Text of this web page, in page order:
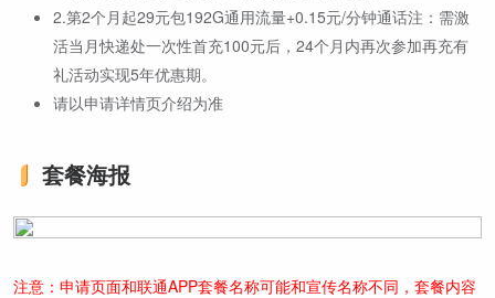
2.第2个月起29元包192G通用流量+0.15元/分钟通话注：需激
活当月快递处一次性首充100元后，24个月内再次参加再充有
礼活动实现5年优惠期。
请以申请详情页介绍为准
套餐海报
注意：申请页面和联通APP套餐名称可能和宣传名称不同，套餐内容